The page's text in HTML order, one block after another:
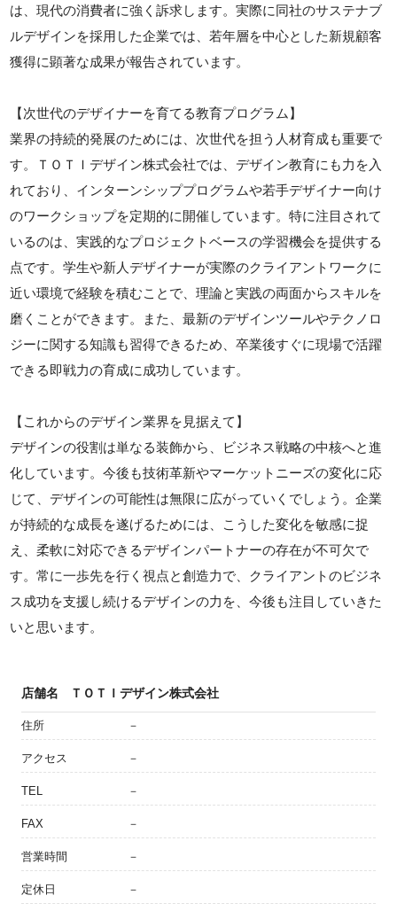
は、現代の消費者に強く訴求します。実際に同社のサステナブ
ルデザインを採用した企業では、若年層を中心とした新規顧客
獲得に顕著な成果が報告されています。
【次世代のデザイナーを育てる教育プログラム】
業界の持続的発展のためには、次世代を担う人材育成も重要で
す。ＴＯＴＩデザイン株式会社では、デザイン教育にも力を入
れており、インターンシッププログラムや若手デザイナー向け
のワークショップを定期的に開催しています。特に注目されて
いるのは、実践的なプロジェクトベースの学習機会を提供する
点です。学生や新人デザイナーが実際のクライアントワークに
近い環境で経験を積むことで、理論と実践の両面からスキルを
磨くことができます。また、最新のデザインツールやテクノロ
ジーに関する知識も習得できるため、卒業後すぐに現場で活躍
できる即戦力の育成に成功しています。
【これからのデザイン業界を見据えて】
デザインの役割は単なる装飾から、ビジネス戦略の中核へと進
化しています。今後も技術革新やマーケットニーズの変化に応
じて、デザインの可能性は無限に広がっていくでしょう。企業
が持続的な成長を遂げるためには、こうした変化を敏感に捉
え、柔軟に対応できるデザインパートナーの存在が不可欠で
す。常に一歩先を行く視点と創造力で、クライアントのビジネ
ス成功を支援し続けるデザインの力を、今後も注目していきた
いと思います。
店舗名 ＴＯＴＩデザイン株式会社
住所 －
アクセス －
TEL －
FAX －
営業時間 －
定休日 －